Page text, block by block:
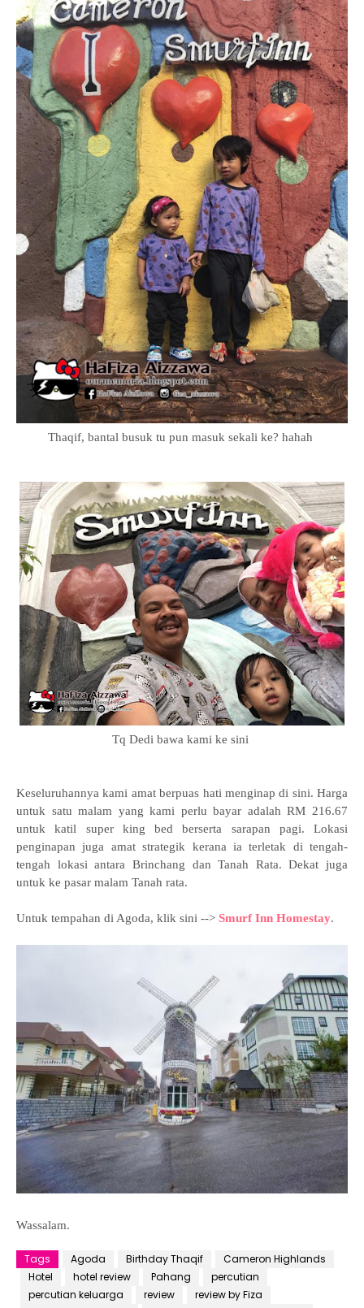
Thaqif, bantal busuk tu pun masuk sekali ke? hahah
Tq Dedi bawa kami ke sini
Keseluruhannya kami amat berpuas hati menginap di sini. Harga
untuk satu malam yang kami perlu bayar adalah RM 216.67
untuk katil super king bed berserta sarapan pagi. Lokasi
penginapan juga amat strategik kerana ia terletak di tengah-
tengah lokasi antara Brinchang dan Tanah Rata. Dekat juga
untuk ke pasar malam Tanah rata.
Untuk tempahan di Agoda, klik sini --> Smurf Inn Homestay.
Wassalam.
Tags Agoda Birthday Thaqif
Cameron Highlands
Hotel
hotel review Pahang
percutian
percutian keluarga
review
review by Fiza